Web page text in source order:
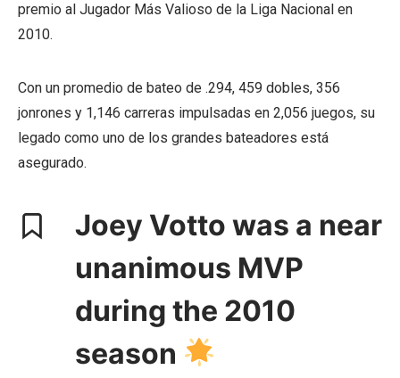
premio al Jugador Más Valioso de la Liga Nacional en
2010.
Con un promedio de bateo de .294, 459 dobles, 356
jonrones y 1,146 carreras impulsadas en 2,056 juegos, su
legado como uno de los grandes bateadores está
asegurado.
Joey Votto was a near
unanimous MVP
during the 2010
season